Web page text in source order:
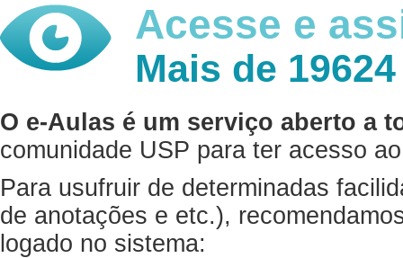
Acesse e
Mais de
O e-Aulas é um serviço aberto a
comunidade USP para ter acesso
Para usufruir de determinadas
de anotações e etc.),
logado no sistema: